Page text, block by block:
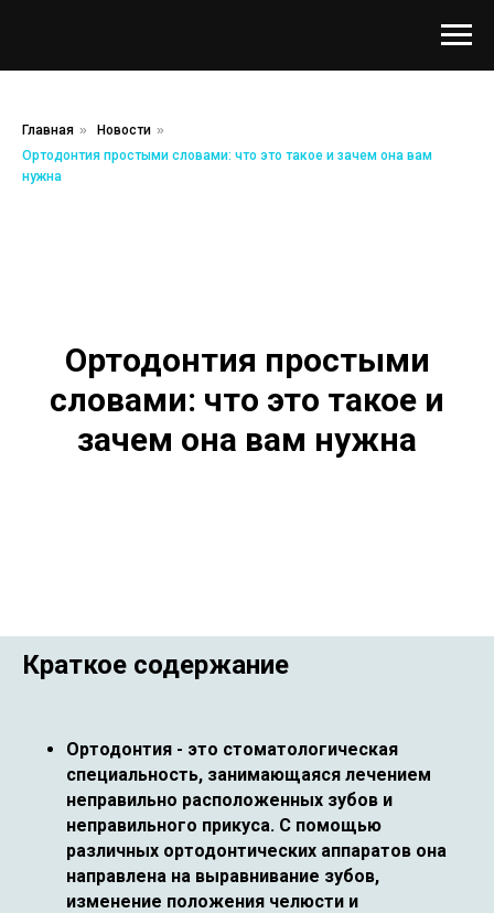
Главная » Новости »
Ортодонтия простыми словами: что это такое и зачем она вам
нужна
Ортодонтия простыми
словами: что это такое и
зачем она вам нужна
Краткое содержание
Ортодонтия - это стоматологическая
специальность, занимающаяся лечением
неправильно расположенных зубов и
неправильного прикуса. С помощью
различных ортодонтических аппаратов она
направлена на выравнивание зубов,
изменение положения челюсти и